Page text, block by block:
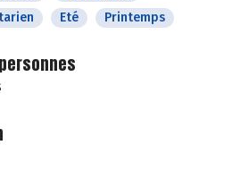
Eté Printemps